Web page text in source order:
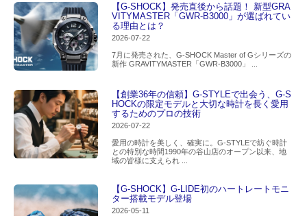
【G-SHOCK】発売直後から話題！ 新型GRA
VITYMASTER「GWR-B3000」が選ばれてい
る理由とは？
2026-07-22
7月に発売された、G-SHOCK Master of Gシリーズの
新作 GRAVITYMASTER「GWR-B3000」 ...
【創業36年の信頼】G-STYLEで出会う、G-S
HOCKの限定モデルと大切な時計を長く愛用
するためのプロの技術
2026-07-22
愛用の時計を美しく、確実に。G-STYLEで紡ぐ時計
との特別な時間1990年の谷山店のオープン以来、地
域の皆様に支えられ ...
【G-SHOCK】G-LIDE初のハートレートモニ
ター搭載モデル登場
2026-05-11